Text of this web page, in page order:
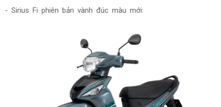
- Sirius Fi phiên bản vành đúc màu mới: